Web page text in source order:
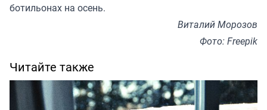
ботильонах на осень.
Виталий Морозов
Фото: Freepik
Читайте также